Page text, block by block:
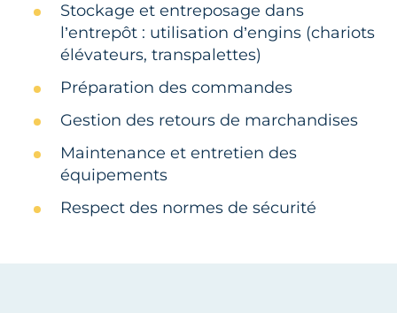
Stockage et entreposage dans
l’entrepôt : utilisation d’engins (chariots
élévateurs, transpalettes)
Préparation des commandes
Gestion des retours de marchandises
Maintenance et entretien des
équipements
Respect des normes de sécurité